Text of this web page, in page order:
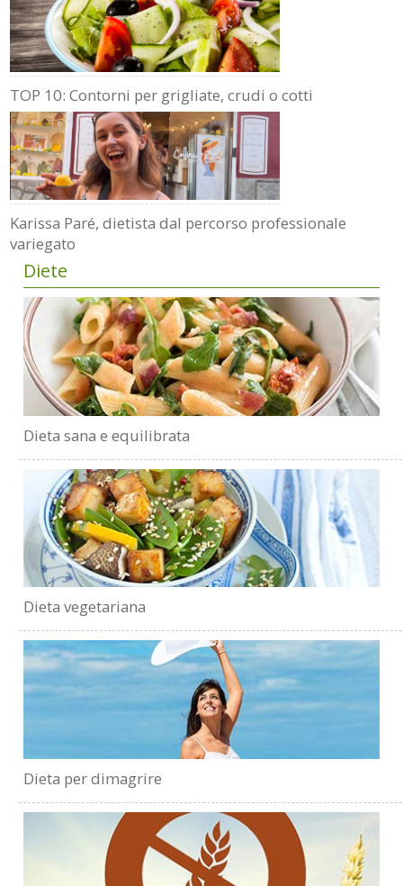
TOP 10: Contorni per grigliate, crudi o cotti
Karissa Paré, dietista dal percorso professionale
variegato
Diete
Dieta sana e equilibrata
Dieta vegetariana
Dieta per dimagrire